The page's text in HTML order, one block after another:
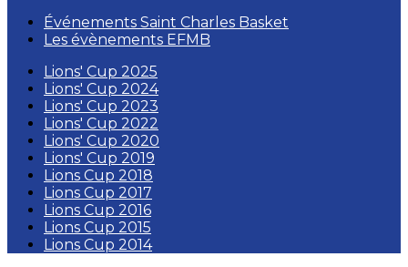
Événements Saint Charles Basket
Les évènements EFMB
Lions' Cup 2025
Lions' Cup 2024
Lions' Cup 2023
Lions' Cup 2022
Lions' Cup 2020
Lions' Cup 2019
Lions Cup 2018
Lions Cup 2017
Lions Cup 2016
Lions Cup 2015
Lions Cup 2014